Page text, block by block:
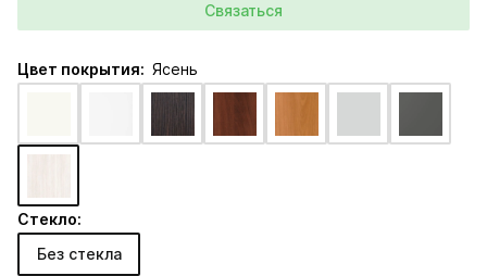
Связаться
Цвет покрытия: Ясень
Стекло:
Без стекла